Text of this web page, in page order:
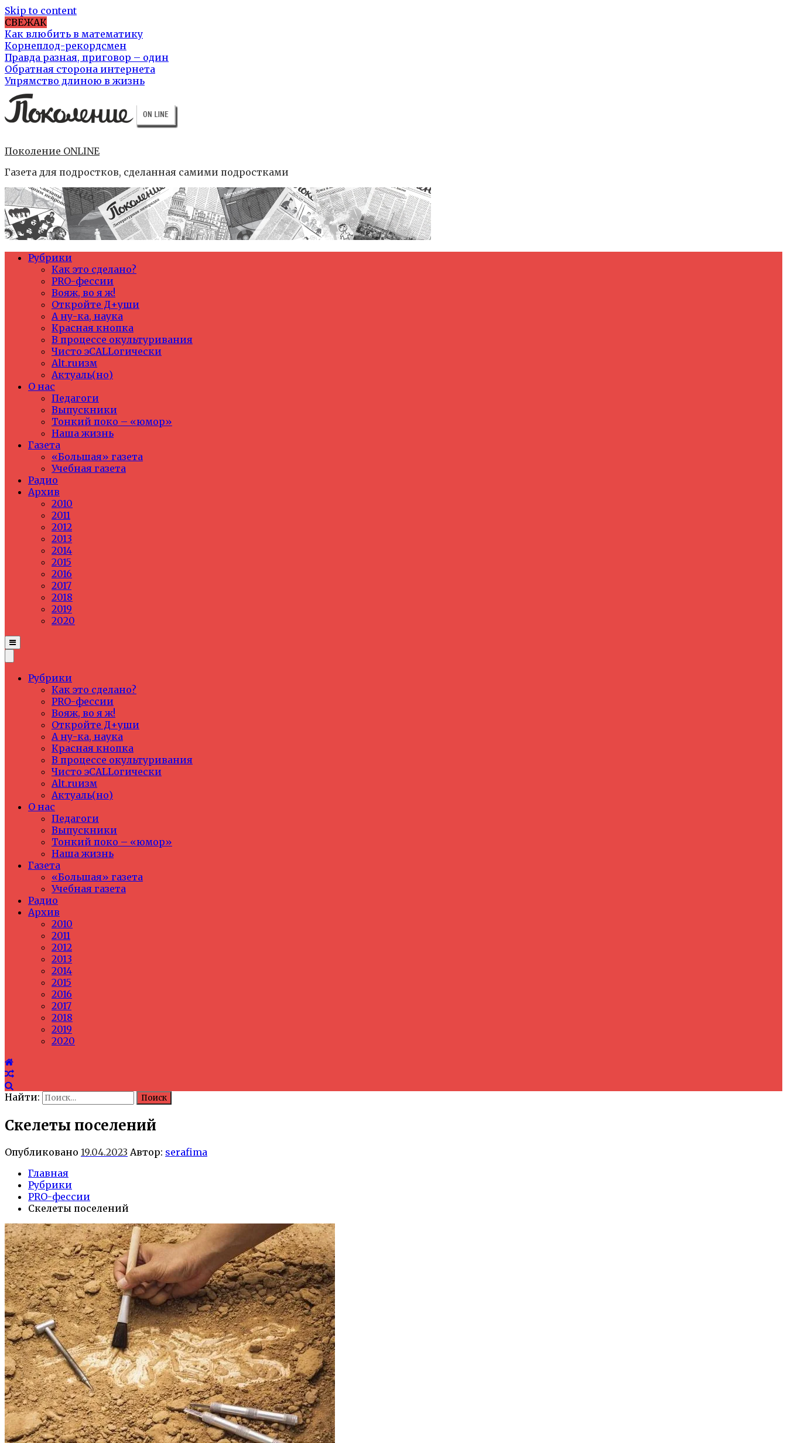
Skip to content
СВЕЖАК
Как влюбить в математику
Корнеплод-рекордсмен
Правда разная, приговор – один
Обратная сторона интернета
Упрямство длиною в жизнь
Поколение ONLINE
Газета для подростков, сделанная самими подростками
Рубрики
Как это сделано?
PRO-фессии
Вояж, во я ж!
Откройте Д+уши
А ну-ка, наука
Красная кнопка
В процессе окультуривания
Чисто эCALLогически
Alt.ruизм
Актуаль(но)
О нас
Педагоги
Выпускники
Тонкий поко – «юмор»
Наша жизнь
Газета
«Большая» газета
Учебная газета
Радио
Архив
2010
2011
2012
2013
2014
2015
2016
2017
2018
2019
2020
Рубрики
Как это сделано?
PRO-фессии
Вояж, во я ж!
Откройте Д+уши
А ну-ка, наука
Красная кнопка
В процессе окультуривания
Чисто эCALLогически
Alt.ruизм
Актуаль(но)
О нас
Педагоги
Выпускники
Тонкий поко – «юмор»
Наша жизнь
Газета
«Большая» газета
Учебная газета
Радио
Архив
2010
2011
2012
2013
2014
2015
2016
2017
2018
2019
2020
Найти:
Скелеты поселений
Опубликовано 19.04.2023 Автор: serafima
Главная
Рубрики
PRO-фессии
Скелеты поселений